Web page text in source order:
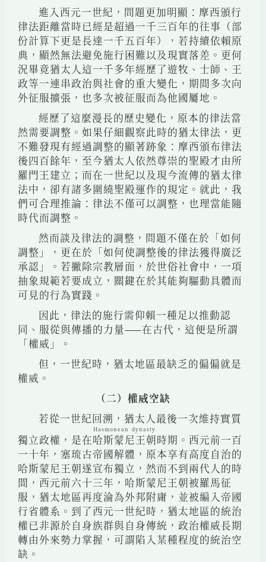
進入西元一世紀，問題更加明顯：摩西頒行
律法距離當時已經是超過一千三百年的往事（部
份計算下更是長達一千五百年），若持續依賴原
典，顯然無法避免施行困難以及現實落差。更何
況畢竟猶太人這一千多年經歷了遊牧、士師、王
政等一連串政治與社會的重大變化，期間多次向
外征服擴張，也多次被征服而為他國屬地。
經歷了這麼漫長的歷史變化，原本的律法當
然需要調整。如果仔細觀察此時的猶太律法，更
不難發現有經過調整的顯著跡象：摩西頒布律法
後四百餘年，至今猶太人依然尊崇的聖殿才由所
羅門王建立；而在一世紀以及現今流傳的猶太律
法中，卻有諸多圍繞聖殿運作的規定。就此，我
們可合理推論：律法不僅可以調整，也理當能隨
時代而調整。
然而談及律法的調整，問題不僅在於「如何
調整」，更在於「如何使調整後的律法獲得廣泛
承認」。若撇除宗教層面，於世俗社會中，一項
抽象規範若要成立，關鍵在於其能夠驅動具體而
可見的行為實踐。
因此，律法的施行需仰賴一種足以推動認
同、服從與傳播的力量——在古代，這便是所謂
「權威」。
但，一世紀時，猶太地區最缺乏的偏偏就是
權威。
（二）權威空缺
若從一世紀回溯，猶太人最後一次維持實質
獨立政權，是在哈斯蒙尼王朝
Hasmonean dynasty
時期。西元前一百
一十年，塞琉古帝國解體，原本享有高度自治的
哈斯蒙尼王朝遂宣布獨立，然而不到兩代人的時
間，西元前六十三年，哈斯蒙尼王朝被羅馬征
服，猶太地區再度淪為外邦附庸，並被編入帝國
行省體系。到了西元一世紀時，猶太地區的統治
權已非源於自身族群與自身傳統，政治權威長期
轉由外來勢力掌握，可謂陷入某種程度的統治空
缺。